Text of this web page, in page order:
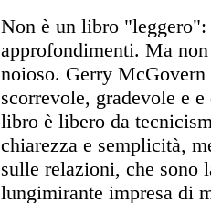
Non è un libro
approfondimenti. Ma
noioso. Gerry
scorrevole, gradevole e
libro è libero da
chiarezza e semplicità,
sulle relazioni, che sono
lungimirante impresa di